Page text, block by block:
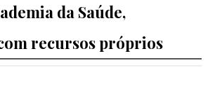
da Saúde,
recursos próprios